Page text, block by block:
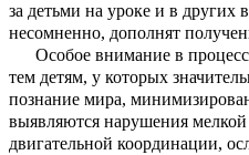
за детьми на уроке и в других
несомненно, дополнят
Особое внимание в
тем детям, у которых
познание мира,
выявляются нарушения
двигательной координации,